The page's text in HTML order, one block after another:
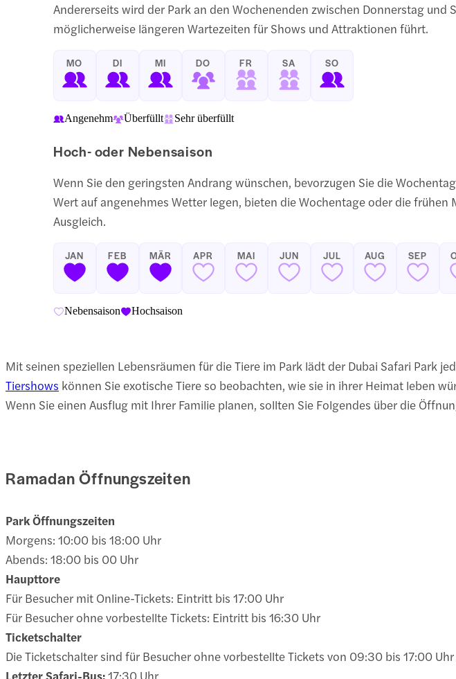
Andererseits wird der Park an den Wochenenden zwischen Donnerstag
möglicherweise längeren Wartezeiten für Shows und Attraktionen führt.
MO DI MI DO FR SA SO
Angenehm Überfüllt Sehr überfüllt
Hoch- oder Nebensaison
Wenn Sie den geringsten Andrang wünschen, bevorzugen Sie die
Wert auf angenehmes Wetter legen, bieten die Wochentage oder die
Ausgleich.
JAN FEB MÄR APR MAI JUN JUL AUG SEP
Nebensaison Hochsaison
Mit seinen speziellen Lebensräumen für die Tiere im Park lädt der Dubai Safari Park
Tiershows können Sie exotische Tiere so beobachten, wie sie in ihrer Heimat leben
Wenn Sie einen Ausflug mit Ihrer Familie planen, sollten Sie Folgendes über die
Ramadan Öffnungszeiten
Park Öffnungszeiten
Morgens: 10:00 bis 18:00 Uhr
Abends: 18:00 bis 00 Uhr
Haupttore
Für Besucher mit Online-Tickets: Eintritt bis 17:00 Uhr
Für Besucher ohne vorbestellte Tickets: Eintritt bis 16:30 Uhr
Ticketschalter
Die Ticketschalter sind für Besucher ohne vorbestellte Tickets von 09:30 bis 17:00
Letzter Safari-Bus:17:30 Uhr